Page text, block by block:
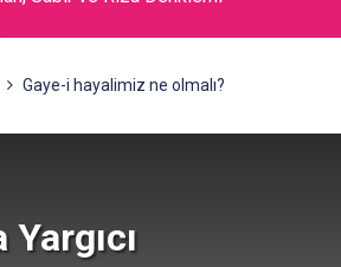
Gaye-i hayalimiz ne olmalı?